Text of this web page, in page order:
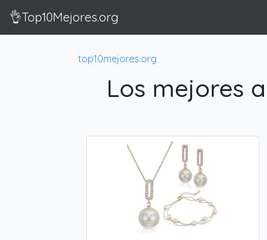
👌Top10Mejores.org
top10mejores.org
Los mejores